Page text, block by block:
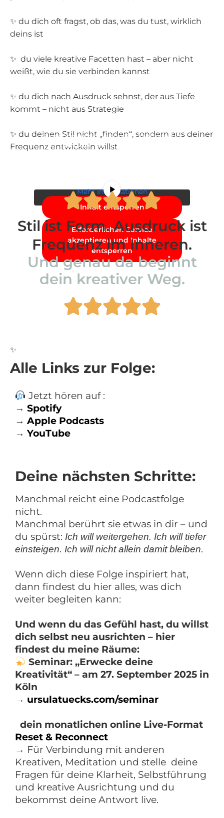
✨ du dich oft fragst, ob das, was du tust, wirklich
deins ist
✨ du viele kreative Facetten hast – aber nicht
weißt, wie du sie verbinden kannst
✨ du dich nach Ausdruck sehnst, der aus Tiefe
kommt – nicht aus Strategie
✨ du deinen Stil nicht „finden“, sondern aus deiner
Frequenz entwickeln willst
Sie sehen gerade einen Platzhalterinhalt
vonYouTube. Um auf den eigentlichen
Mehr Informationen
Inhalt entsperren
Erforderlichen Service
akzeptieren und Inhalte
entsperren
Stil ist Form. Ausdruck ist
Frequenz im Inneren.
Und genau da beginnt
dein kreativer Weg.
✨
Alle Links zur Folge:
Jetzt hören auf :
→ Spotify
→ Apple Podcasts
→ YouTube
Deine nächsten Schritte:
Manchmal reicht eine Podcastfolge
nicht.
Manchmal berührt sie etwas in dir – und
du spürst: Ich will weitergehen. Ich will tiefer
einsteigen. Ich will nicht allein damit bleiben.
Wenn dich diese Folge inspiriert hat,
dann findest du hier alles, was dich
weiter begleiten kann:
Und wenn du das Gefühl hast, du willst
dich selbst neu ausrichten – hier
findest du meine Räume:
Seminar: „Erwecke deine
Kreativität“ – am 27. September 2025 in
Köln
→ ursulatuecks.com/seminar
dein monatlichen online Live-Format
Reset & Reconnect
→ Für Verbindung mit anderen
Kreativen, Meditation und stelle deine
Fragen für deine Klarheit, Selbstführung
und kreative Ausrichtung und du
bekommst deine Antwort live.